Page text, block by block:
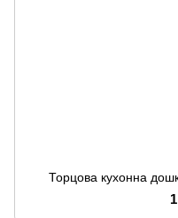
Торцова кухонна